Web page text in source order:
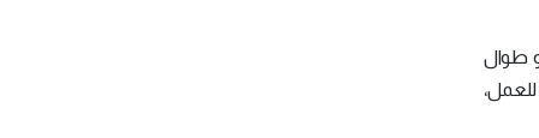
طوال